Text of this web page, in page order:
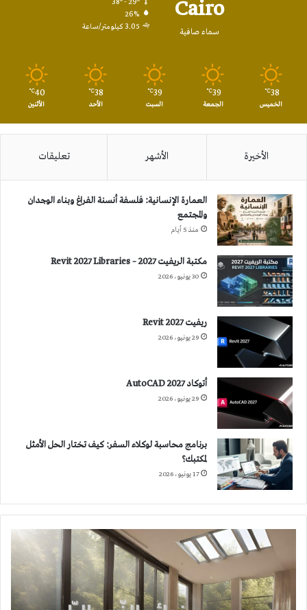
Cairo
سماء صافية
38º - 29º
26%
3.05 كيلومتر/ساعة
38
℃
الخميس
39
℃
الجمعة
39
℃
السبت
38
℃
الأحد
40
℃
الأثنين
الأخيرة الأشهر تعليقات
العمارة الإنسانية: فلسفة أنسنة الفراغ وبناء الوجدان
والمجتمع
منذ 5 أيام
مكتبة الريفيت 2027 – Revit 2027 Libraries
30 يونيو، 2026
ريفيت 2027 Revit
29 يونيو، 2026
أتوكاد 2027 AutoCAD
29 يونيو، 2026
برنامج محاسبة لوكلاء السفر: كيف تختار الحل الأمثل
لمكتبك؟
17 يونيو، 2026
المتعددة
الأوجه